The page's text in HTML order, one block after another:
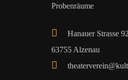
Probenräume
Hanauer Strasse 92
63755 Alzenau